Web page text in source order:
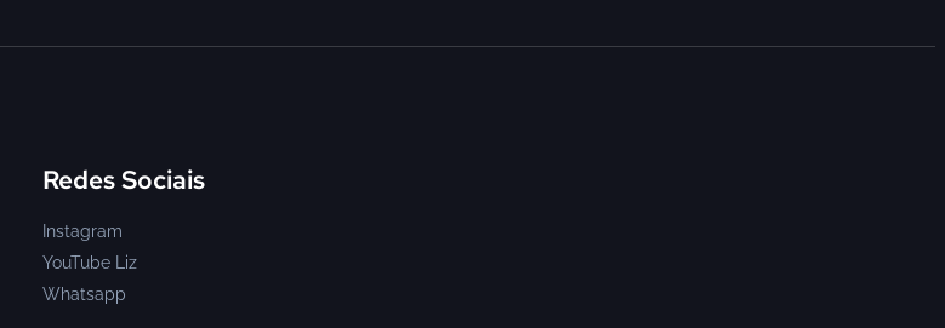
Redes Sociais
Instagram
YouTube Liz
Whatsapp